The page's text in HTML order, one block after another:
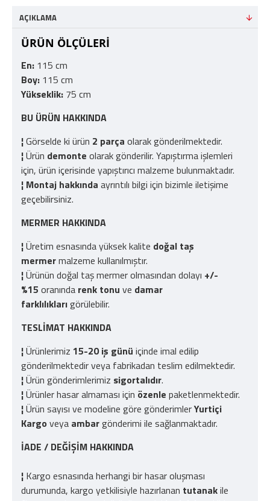
AÇIKLAMA
ÜRÜN ÖLÇÜLERİ
En: 115 cm
Boy: 115 cm
Yükseklik: 75 cm
BU ÜRÜN HAKKINDA
¦Görselde ki ürün 2 parça olarak gönderilmektedir.
¦Ürün demonte olarak gönderilir. Yapıştırma işlemleri
için, ürün içerisinde yapıştırıcı malzeme bulunmaktadır.
¦ Montaj hakkında ayrıntılı bilgi için bizimle iletişime
geçebilirsiniz.
MERMER HAKKINDA
¦Üretim esnasında yüksek kalite doğal taş
mermermalzeme kullanılmıştır.
¦Ürünün doğal taş mermer olmasından dolayı +/-
%15 oranında renk tonu ve damar
farklılıklarıgörülebilir.
TESLİMAT HAKKINDA
¦Ürünlerimiz 15-20 iş günü içinde imal edilip
gönderilmektedir veya fabrikadan teslim edilmektedir.
¦Ürün gönderimlerimiz sigortalıdır.
¦Ürünler hasar almaması için özenle paketlenmektedir.
¦Ürün sayısı ve modeline göre gönderimlerYurtiçi
Kargo veya ambargönderimi ile sağlanmaktadır.
İADE / DEĞİŞİM HAKKINDA
¦ Kargo esnasında herhangi bir hasar oluşması
durumunda, kargo yetkilisiyle hazırlanan tutanakile